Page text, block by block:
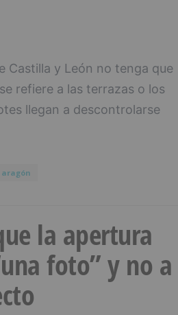
Castilla y León no tenga que
refiere a las terrazas o los
llegan a descontrolarse
aragón
la apertura
foto” y no a